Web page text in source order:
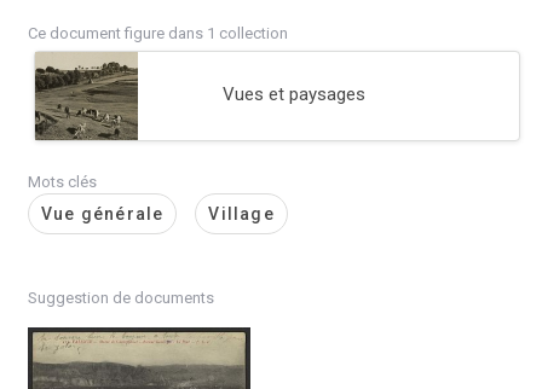
Ce document figure dans 1 collection
Vues et paysages
Mots clés
Vue générale Village
Suggestion de documents